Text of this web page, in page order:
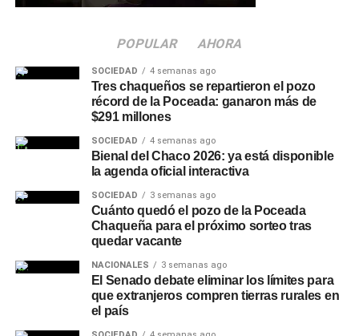
mientras que el Frente Cívico retuvo directamente la
espacio que responde a Zamora terminó controlando la
totalidad de los municipios en disputa, entre Frente Cívico
y peronismo aliado.
A nivel provincial,La Libertad Avanza
segundo lugar con el 8% de los votos, seguida por
Despierta Santiago con el 7%, en una jornada con una
participación ciudadana que superó el 70% en la mayoría
de las localidades.
El mensaje de Zamora
Ante una multitud que colmó el búnker del Frente Cívico,
Zamora celebró los resultados y destacó la unidad de su
espacio, integrado por radicales, peronistas y otras
fuerzas locales:«Si sumamos todos los candidatos,
POPULAR AHORA
SOCIEDAD 4 semanas ago
Tres chaqueños se repartieron el pozo
récord de la Poceada: ganaron más de
$291 millones
SOCIEDAD 4 semanas ago
Bienal del Chaco 2026: ya está disponible
la agenda oficial interactiva
SOCIEDAD 3 semanas ago
Cuánto quedó el pozo de la Poceada
Chaqueña para el próximo sorteo tras
quedar vacante
NACIONALES 3 semanas ago
El Senado debate eliminar los límites para
que extranjeros compren tierras rurales en
el país